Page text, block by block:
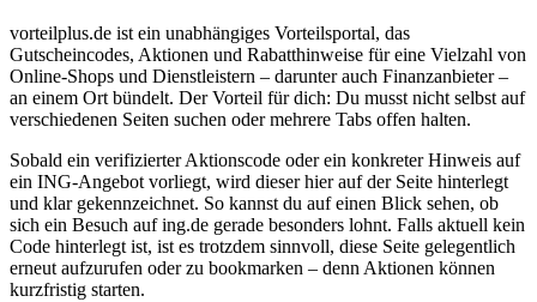
vorteilplus.de ist ein unabhängiges Vorteilsportal, das
Gutscheincodes, Aktionen und Rabatthinweise für eine Vielzahl von
Online-Shops und Dienstleistern – darunter auch Finanzanbieter –
an einem Ort bündelt. Der Vorteil für dich: Du musst nicht selbst auf
verschiedenen Seiten suchen oder mehrere Tabs offen halten.
Sobald ein verifizierter Aktionscode oder ein konkreter Hinweis auf
ein ING-Angebot vorliegt, wird dieser hier auf der Seite hinterlegt
und klar gekennzeichnet. So kannst du auf einen Blick sehen, ob
sich ein Besuch auf ing.de gerade besonders lohnt. Falls aktuell kein
Code hinterlegt ist, ist es trotzdem sinnvoll, diese Seite gelegentlich
erneut aufzurufen oder zu bookmarken – denn Aktionen können
kurzfristig starten.